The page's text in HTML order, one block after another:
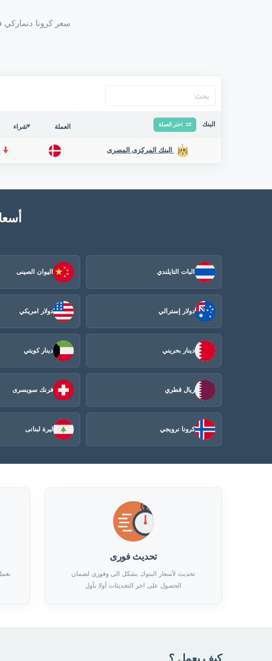
سعر كرونا دنماركي فى
البنك اختر العملة العملة شراء
البنك المركزى المصرى
البات التايلندي اليوان الصينى​
دولار إسترالي دولار امريكي
دينار بحريني دينار كويتي
ريال قطري فرنك سويسرى
كرونا نرويجي ليرة لبنانى
تحديث فورى
تحديث لأسعار البنوك بشكل الى وفورى لضمان
الحصول على اخر التحديثات أولا بأول
كيف يعمل ؟